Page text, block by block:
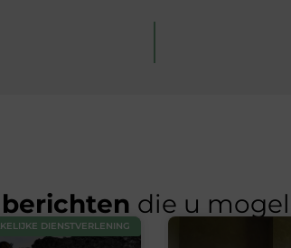
die u
DIENSTVERLENING